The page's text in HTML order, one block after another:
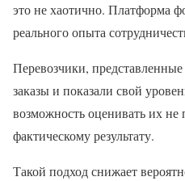
это не хаотично. Платформа
реального опыта
Перевозчики,
заказы и показали свой
возможность оценивать их
фактическому результату.
Такой подход снижает